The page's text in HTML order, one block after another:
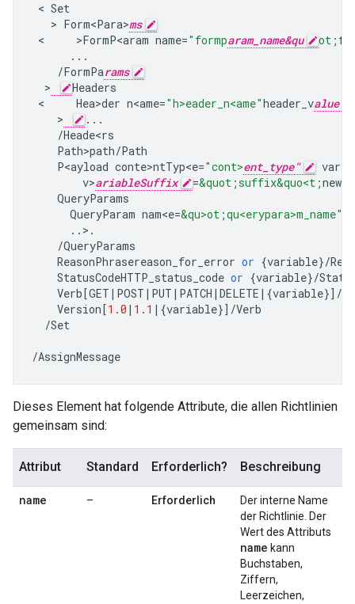
< Set
   >
Form<Para>ms
<     >FormP<aram name="formparam_name&qu ot;
...
/FormParams
  >
Headers
< Hea>der n<ame="h>eader_n<ame"header_value
    >
...
/Heade<rs
Path>path/Path
P<ayload conte>ntTyp<e="cont>ent_type"
v>ariableSuffix =&quot;suffix&quo<t;
QueryParams
QueryParam nam<e=&qu>ot;qu<erypara>m_name"
..>.
/QueryParams
ReasonPhrasereason_for_error or {variable}/
StatusCodeHTTP_status_code or {variable}/
Verb[GET | POST | PUT | PATCH | DELETE | {variable}] /
Version[1.0 | 1.1 | {variable}] /Verb
/Set
/AssignMessage
Dieses Element hat folgende Attribute, die allen Richtlinien
gemeinsam sind:
Attribut Standard Erforderlich? Beschreibung
name – Erforderlich
Der interne Name
der Richtlinie. Der
Wert des Attributs
name kann
Buchstaben,
Ziffern,
Leerzeichen,